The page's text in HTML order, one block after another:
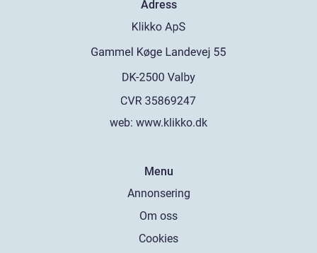
Adress
web: www.klikko.dk
Menu
Annonsering
Om oss
Cookies